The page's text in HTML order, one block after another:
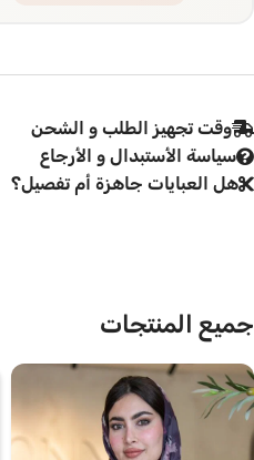
وقت تجهيز الطلب و الشحن
سياسة الأستبدال و الأرجاع
هل العبايات جاهزة أم تفصيل؟
جميع المنتجات